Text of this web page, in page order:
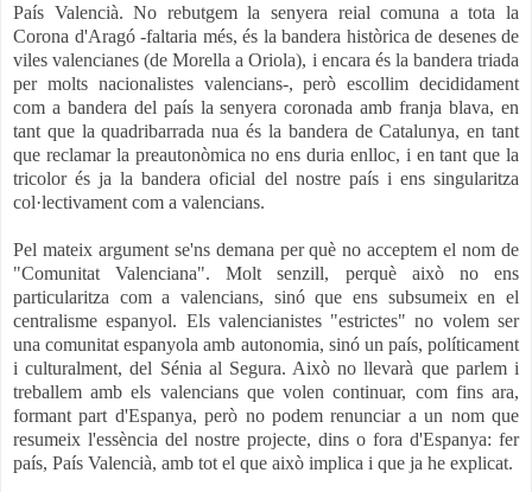
País Valencià. No rebutgem la senyera reial comuna a tota la
Corona d'Aragó -faltaria més, és la bandera històrica de desenes de
viles valencianes (de Morella a Oriola), i encara és la bandera triada
per molts nacionalistes valencians-, però escollim decididament
com a bandera del país la senyera coronada amb franja blava, en
tant que la quadribarrada nua és la bandera de Catalunya, en tant
que reclamar la preautonòmica no ens duria enlloc, i en tant que la
tricolor és ja la bandera oficial del nostre país i ens singularitza
col·lectivament com a valencians.
Pel mateix argument se'ns demana per què no acceptem el nom de
"Comunitat Valenciana". Molt senzill, perquè això no ens
particularitza com a valencians, sinó que ens subsumeix en el
centralisme espanyol. Els valencianistes "estrictes" no volem ser
una comunitat espanyola amb autonomia, sinó un país, políticament
i culturalment, del Sénia al Segura. Això no llevarà que parlem i
treballem amb els valencians que volen continuar, com fins ara,
formant part d'Espanya, però no podem renunciar a un nom que
resumeix l'essència del nostre projecte, dins o fora d'Espanya: fer
país, País Valencià, amb tot el que això implica i que ja he explicat.